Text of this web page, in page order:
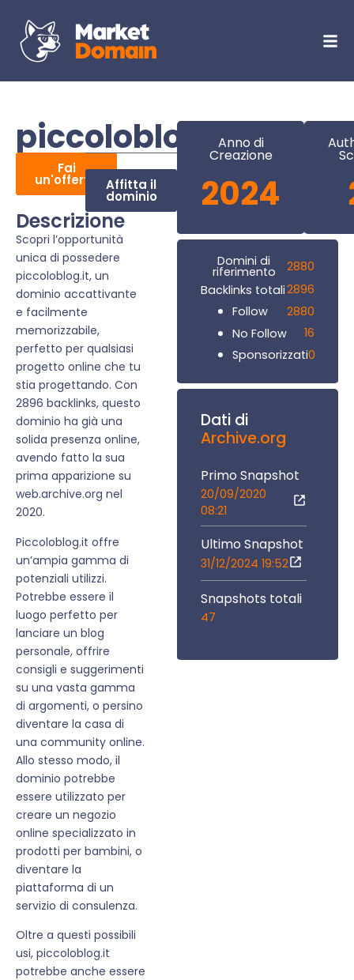
piccoloblog.it
Fai
un'offerta Affitta il
dominio
Descrizione
Scopri l’opportunità
unica di possedere
piccoloblog.it, un
dominio accattivante
e facilmente
memorizzabile,
perfetto per qualsiasi
progetto online che tu
stia progettando. Con
2896 backlinks, questo
dominio ha già una
solida presenza online,
avendo fatto la sua
prima apparizione su
web.archive.org nel
2020.
Piccoloblog.it offre
un’ampia gamma di
potenziali utilizzi.
Potrebbe essere il
luogo perfetto per
lanciare un blog
personale, offrire
consigli e suggerimenti
su una vasta gamma
di argomenti, o persino
diventare la casa di
una community online.
Allo stesso modo, il
dominio potrebbe
essere utilizzato per
creare un negozio
online specializzato in
prodotti per bambini, o
diventare la
piattaforma di un
servizio di consulenza.
Oltre a questi possibili
usi, piccoloblog.it
potrebbe anche essere
Anno di
Creazione
2024
Domini di
riferimento
2880
Backlinks totali2896
Follow
2880
No Follow
16
Sponsorizzati0
Dati di
Archive.org
Primo Snapshot
20/09/2020
08:21
Ultimo Snapshot
31/12/2024 19:52
Snapshots totali
47